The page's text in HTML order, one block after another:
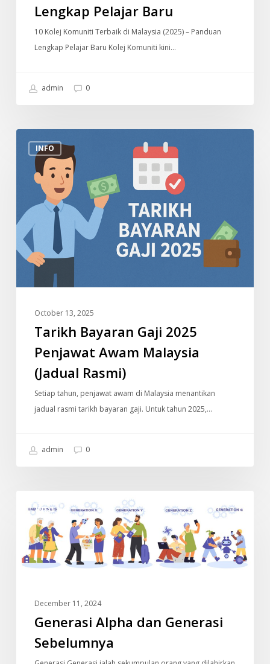
Lengkap Pelajar Baru
10 Kolej Komuniti Terbaik di Malaysia (2025) – Panduan
Lengkap Pelajar Baru Kolej Komuniti kini…
admin 0
INFO
Bayaran
2025
Penjawat
Awam
Malaysia
(Jadual
Rasmi)
October 13, 2025
Tarikh Bayaran Gaji 2025
Penjawat Awam Malaysia
(Jadual Rasmi)
Setiap tahun, penjawat awam di Malaysia menantikan
jadual rasmi tarikh bayaran gaji. Untuk tahun 2025,…
admin 0
INFO
Alpha
dan
Generasi
Sebelumnya
December 11, 2024
Generasi Alpha dan Generasi
Sebelumnya